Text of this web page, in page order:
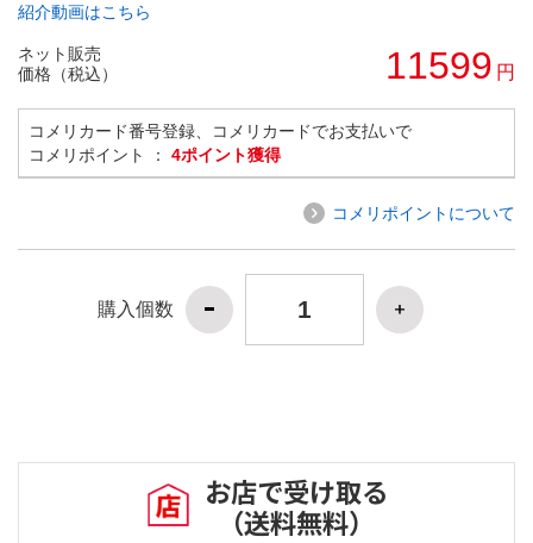
紹介動画はこちら
ネット販売
価格（税込）
11599 円
コメリカード番号登録、コメリカードでお支払いで
コメリポイント ： 4ポイント獲得
コメリポイントについて
購入個数
お店で受け取る
（送料無料）